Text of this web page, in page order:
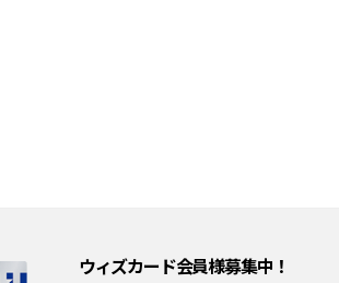
ウィズカード会員様募集中！